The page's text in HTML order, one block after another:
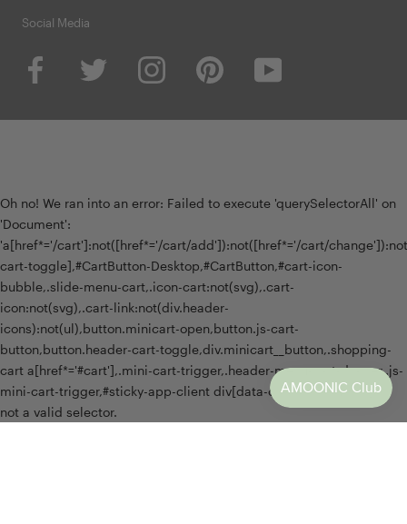
Social Media
Oh no! We ran into an error: Failed to execute 'querySelectorAll' on
'Document':
'a[href*='/cart']:not([href*='/cart/add']):not([href*='/cart/
cart-toggle],#CartButton-Desktop,#CartButton,#cart-icon-
bubble,.slide-menu-cart,.icon-cart:not(svg),.cart-
icon:not(svg),.cart-link:not(div.header-
icons):not(ul),button.minicart-open,button.js-cart-
button,button.header-cart-toggle,div.minicart__button,.shopping-
cart a[href*='#cart'],.mini-cart-trigger,.header-menu-cart-drawer,.js-
mini-cart-trigger,#sticky-app-client div[data-cl='sticky-button']' is
not a valid selector.